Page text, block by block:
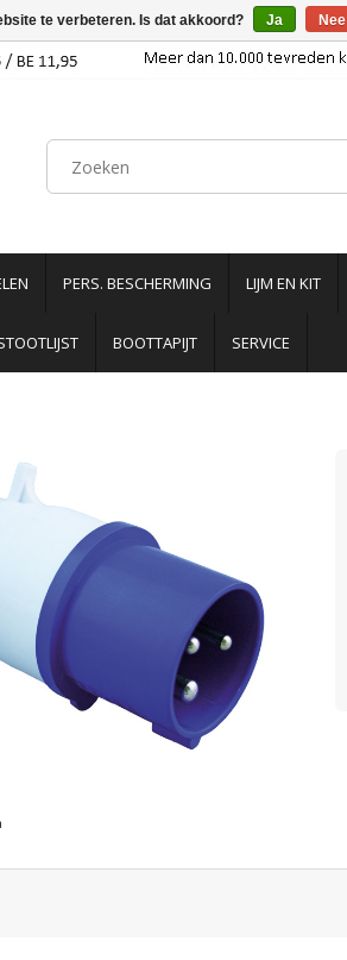
PERS. BESCHERMING LIJM EN KIT
BOOTTAPIJT SERVICE
te verbeteren. Is dat akkoord? Ja Nee